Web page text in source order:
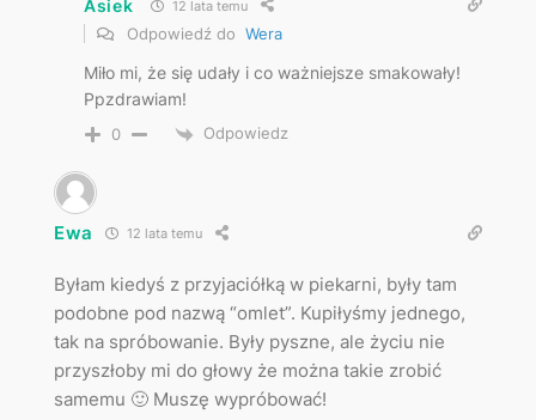
Asiek 12 lata temu
Odpowiedź do Wera
Miło mi, że się udały i co ważniejsze smakowały!
Ppzdrawiam!
0 Odpowiedz
Ewa 12 lata temu
Byłam kiedyś z przyjaciółką w piekarni, były tam
podobne pod nazwą “omlet”. Kupiłyśmy jednego,
tak na spróbowanie. Były pyszne, ale życiu nie
przyszłoby mi do głowy że można takie zrobić
samemu 🙂 Muszę wypróbować!